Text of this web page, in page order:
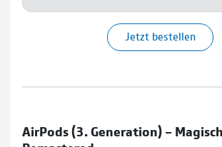
Jetzt bestellen
AirPods (3. Generation) –